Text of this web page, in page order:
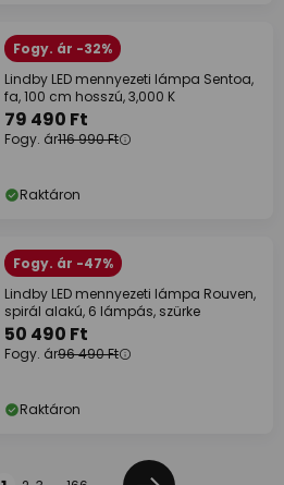
Fogy. ár -32%
Lindby LED mennyezeti lámpa Sentoa,
fa, 100 cm hosszú, 3,000 K
79 490 Ft
Fogy. ár116 990 Ft
Raktáron
Fogy. ár -47%
Lindby LED mennyezeti lámpa Rouven,
spirál alakú, 6 lámpás, szürke
50 490 Ft
Fogy. ár96 490 Ft
Raktáron